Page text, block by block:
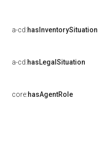
a-cd:hasInventorySituation
a-cd:hasLegalSituation
core:hasAgentRole